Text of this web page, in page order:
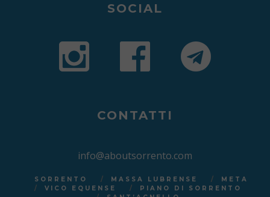
SOCIAL
CONTATTI
info@aboutsorrento.com
SORRENTO MASSA LUBRENSE
META
VICO EQUENSE
PIANO DI SORRENTO